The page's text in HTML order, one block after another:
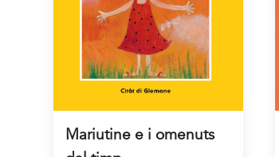
Mariutine e i omenuts